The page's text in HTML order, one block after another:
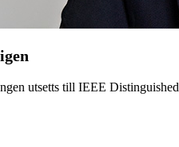
utsetts till IEEE